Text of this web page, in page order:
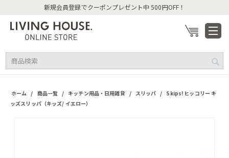
新規会員登録でクーポンプレゼント中 500円OFF！
ホーム / 商品一覧 / キッチン用品・日用雑貨 / スリッパ / Skips! ヒッコリー キ
ッズスリッパ（キッズ/ イエロー）